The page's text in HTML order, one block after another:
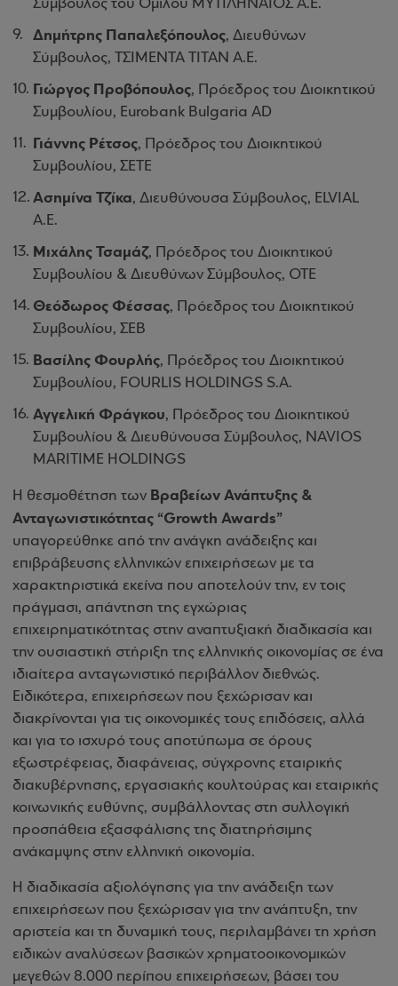
Σύμβουλος του Ομίλου ΜΥΤΙΛΗΝΑΙΟΣ Α.Ε.
Δημήτρης Παπαλεξόπουλος, Διευθύνων
Σύμβουλος, ΤΣΙΜΕΝΤΑ ΤΙΤΑΝ Α.Ε.
Γιώργος Προβόπουλος, Πρόεδρος του Διοικητικού
Συμβουλίου, Eurobank Bulgaria ΑD
Γιάννης Ρέτσος, Πρόεδρος του Διοικητικού
Συμβουλίου, ΣΕΤΕ
Ασημίνα Τζίκα, Διευθύνουσα Σύμβουλος, ELVIAL
A.E.
Μιχάλης Τσαμάζ, Πρόεδρος του Διοικητικού
Συμβουλίου & Διευθύνων Σύμβουλος, ΟΤΕ
Θεόδωρος Φέσσας, Πρόεδρος του Διοικητικού
Συμβουλίου, ΣΕΒ
Βασίλης Φουρλής, Πρόεδρος του Διοικητικού
Συμβουλίου, FOURLIS HOLDINGS S.A.
Αγγελική Φράγκου, Πρόεδρος του Διοικητικού
Συμβουλίου & Διευθύνουσα Σύμβουλος, NAVIOS
MARITIME HOLDINGS
Η θεσμοθέτηση των Βραβείων Ανάπτυξης &
Ανταγωνιστικότητας “Growth Awards”
υπαγορεύθηκε από την ανάγκη ανάδειξης και
επιβράβευσης ελληνικών επιχειρήσεων με τα
χαρακτηριστικά εκείνα που αποτελούν την, εν τοις
πράγμασι, απάντηση της εγχώριας
επιχειρηματικότητας στην αναπτυξιακή διαδικασία και
την ουσιαστική στήριξη της ελληνικής οικονομίας σε ένα
ιδιαίτερα ανταγωνιστικό περιβάλλον διεθνώς.
Ειδικότερα, επιχειρήσεων που ξεχώρισαν και
διακρίνονται για τις οικονομικές τους επιδόσεις, αλλά
και για το ισχυρό τους αποτύπωμα σε όρους
εξωστρέφειας, διαφάνειας, σύγχρονης εταιρικής
διακυβέρνησης, εργασιακής κουλτούρας και εταιρικής
κοινωνικής ευθύνης, συμβάλλοντας στη συλλογική
προσπάθεια εξασφάλισης της διατηρήσιμης
ανάκαμψης στην ελληνική οικονομία.
Η διαδικασία αξιολόγησης για την ανάδειξη των
επιχειρήσεων που ξεχώρισαν για την ανάπτυξη, την
αριστεία και τη δυναμική τους, περιλαμβάνει τη χρήση
ειδικών αναλύσεων βασικών χρηματοοικονομικών
μεγεθών 8.000 περίπου επιχειρήσεων, βάσει του